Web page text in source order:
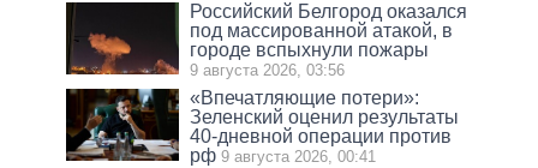
Российский Белгород оказался
под массированной атакой, в
городе вспыхнули пожары
9 августа 2026, 03:56
«Впечатляющие потери»:
Зеленский оценил результаты
40-дневной операции против
рф 9 августа 2026, 00:41